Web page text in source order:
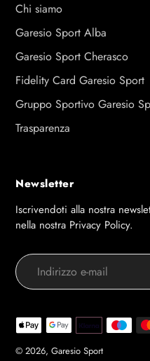
Chi siamo
Garesio Sport Alba
Garesio Sport Cherasco
Fidelity Card Garesio Sport
Gruppo Sportivo Garesio
Trasparenza
Newsletter
Iscrivendoti alla nostra
nella nostra Privacy Policy.
© 2026, Garesio Sport
Modalità
di
pagamento